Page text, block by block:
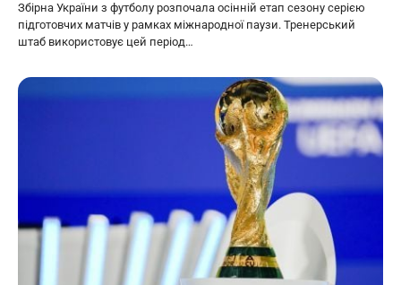
Збірна України з футболу розпочала осінній етап сезону серією
підготовчих матчів у рамках міжнародної паузи. Тренерський
штаб використовує цей період…